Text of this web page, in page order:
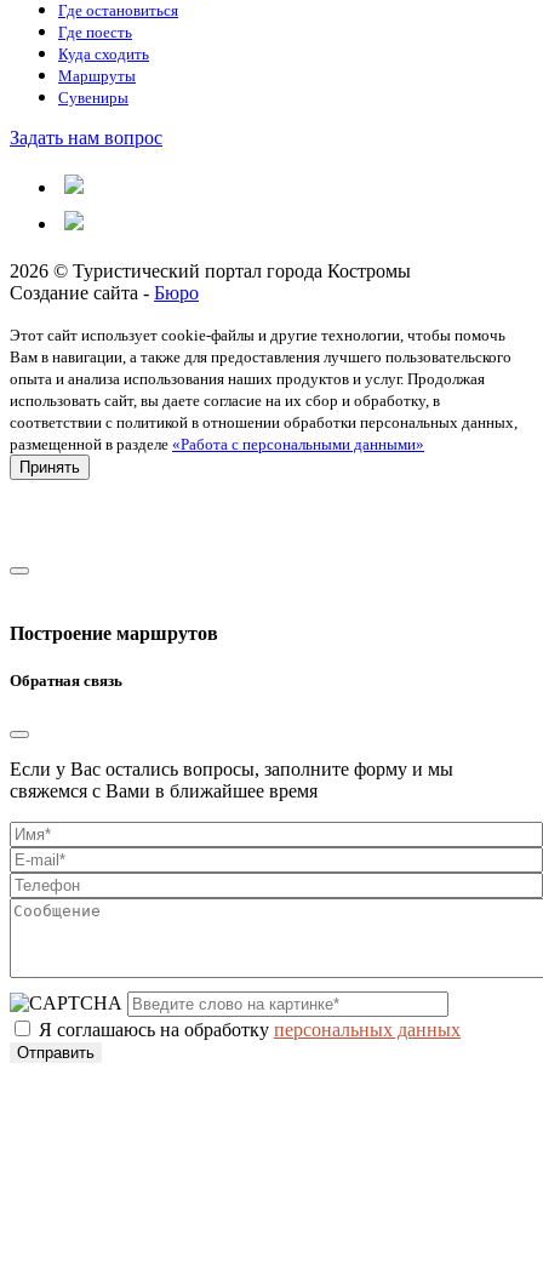
Где остановиться
Где поесть
Куда сходить
Маршруты
Сувениры
Задать нам вопрос
2026 © Туристический портал города Костромы
Создание сайта - Бюро
Этот сайт использует cookie-файлы и другие технологии, чтобы помочь
Вам в навигации, а также для предоставления лучшего пользовательского
опыта и анализа использования наших продуктов и услуг. Продолжая
использовать сайт, вы даете согласие на их сбор и обработку, в
соответствии с политикой в отношении обработки персональных данных,
размещенной в разделе «Работа с персональными данными»
Принять
Построение маршрутов
Обратная связь
Если у Вас остались вопросы, заполните форму и мы
свяжемся с Вами в ближайшее время
Я соглашаюсь на обработку персональных данных